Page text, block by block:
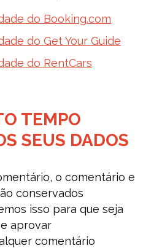
do Booking.com
do Get Your Guide
do RentCars
TEMPO
SEUS DADOS
o comentário e
conservados
isso para que seja
aprovar
comentário